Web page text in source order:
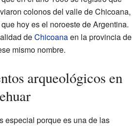
colonos del valle de Chicoana,
hoy es el noroeste de Argentina.
deChicoanaen la provincia de
mismo nombre.
arqueológicos en
especial porque es una de las